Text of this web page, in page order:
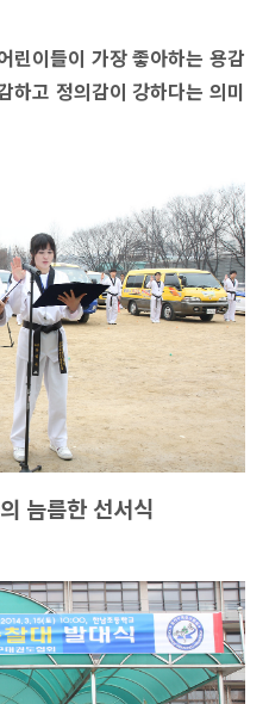
린이들이 가장 좋아하는 용감
하고 정의감이 강하다는 의미
늠름한 선서식